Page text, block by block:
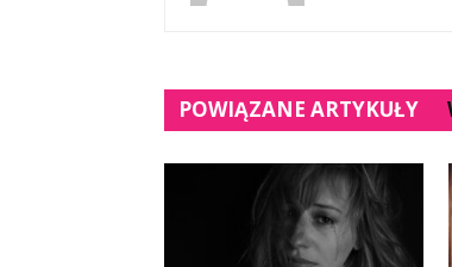
POWIĄZANE ARTYKUŁY